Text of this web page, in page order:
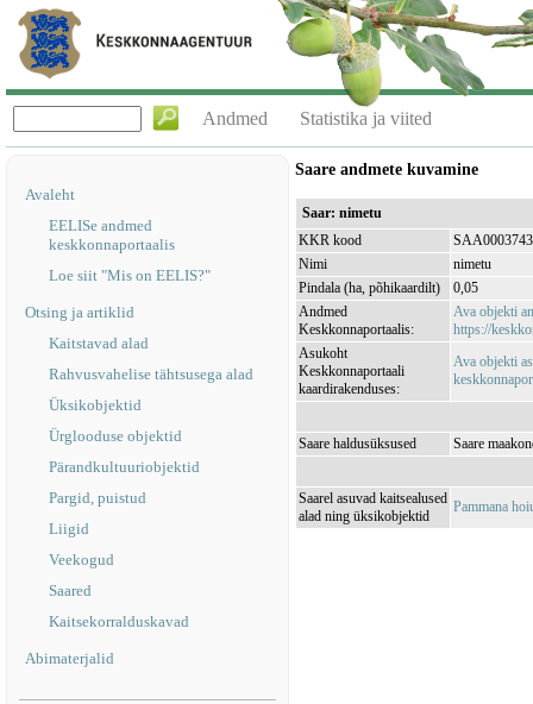
Andmed Statistika ja viited
Avaleht
EELISe andmed
keskkonnaportaalis
Loe siit "Mis on EELIS?"
Otsing ja artiklid
Kaitstavad alad
Rahvusvahelise tähtsusega alad
Üksikobjektid
Ürglooduse objektid
Pärandkultuuriobjektid
Pargid, puistud
Liigid
Veekogud
Saared
Kaitsekorralduskavad
Abimaterjalid
Saare andmete kuvamine
Saar: nimetu
KKR kood
SAA0003743
Nimi
nimetu
Pindala (ha, põhikaardilt)
0,05
Andmed
Keskkonnaportaalis:
Ava objekti
https://
Asukoht
Keskkonnaportaali
kaardirakenduses:
Ava objekti
Saare haldusüksused Saare
Saarel asuvad kaitsealused
alad ning üksikobjektid
Pammana